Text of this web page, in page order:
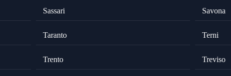
Sassari Savona
Taranto Terni
Trento Treviso